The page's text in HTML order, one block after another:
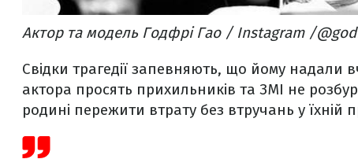
Актор та модель Годфрі Гао / Instagram /
Свідки трагедії запевняють, що йому надали
актора просять прихильників та ЗМІ не
родині пережити втрату без втручань у їхній